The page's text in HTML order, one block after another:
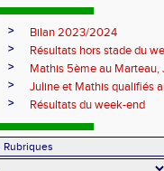
>
Bilan 2023/2024
>
Résultats hors stade du
>
Mathis 5ème au Marteau,
>
Juline et Mathis qualifiés
> Résultats du week-end